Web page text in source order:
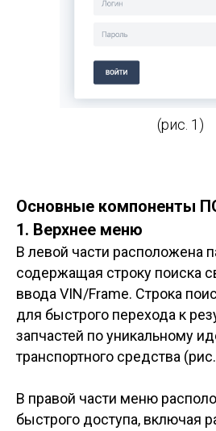
(рис. 1)
Основные компоненты
1. Верхнее меню
В левой части расположена
содержащая строку поиска
ввода VIN/Frame. Строка
для быстрого перехода к
запчастей по уникальному
транспортного средства
В правой части меню
быстрого доступа, включая